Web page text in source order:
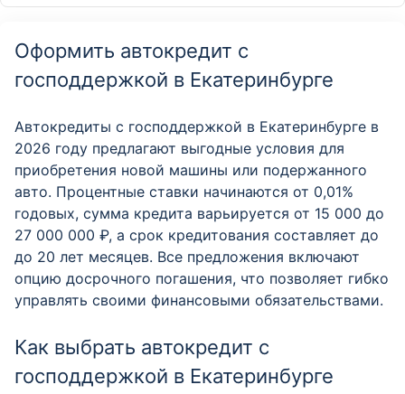
Оформить автокредит с
господдержкой в Екатеринбурге
Автокредиты с господдержкой в Екатеринбурге в
2026 году предлагают выгодные условия для
приобретения новой машины или подержанного
авто. Процентные ставки начинаются от 0,01%
годовых, сумма кредита варьируется от 15 000 до
27 000 000 ₽, а срок кредитования составляет до
до 20 лет месяцев. Все предложения включают
опцию досрочного погашения, что позволяет гибко
управлять своими финансовыми обязательствами.
Как выбрать автокредит с
господдержкой в Екатеринбурге